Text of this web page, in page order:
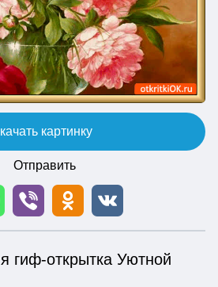
картинку
Отправить
гиф-открытка Уютной